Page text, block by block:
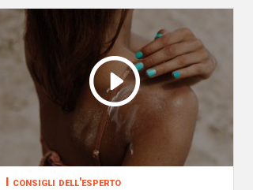
I consigli dell'esperto